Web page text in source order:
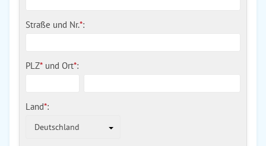
Straße und Nr.*:
PLZ* und Ort*:
Land*:
Deutschland